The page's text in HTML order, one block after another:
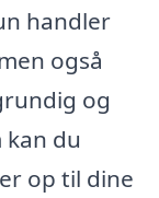
handler
også
og
du
op til dine